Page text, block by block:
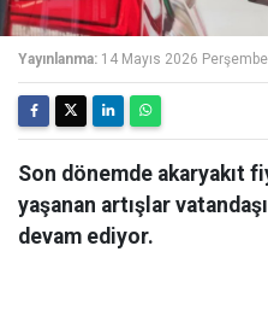
Yayınlanma: 14 Mayıs 2026
Son dönemde akaryakıt
yaşanan artışlar
devam ediyor.